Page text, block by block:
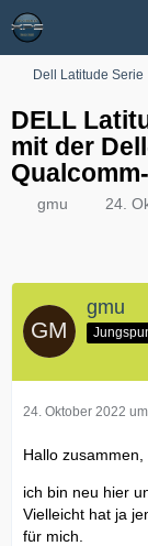
Dell Latitude Serie
DELL
mit der
gmu 24.
gmu
24. Oktober 2022
Hallo zusammen,
ich bin neu hier
Vielleicht hat ja
für mich.